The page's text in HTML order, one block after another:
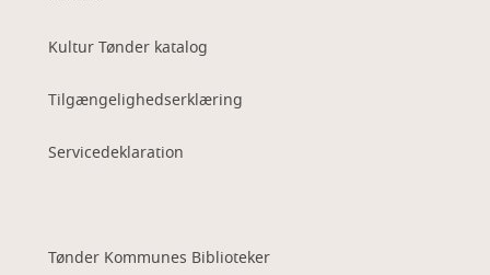
Kultur Tønder katalog
Tilgængelighedserklæring
Servicedeklaration
Tønder Kommunes Biblioteker